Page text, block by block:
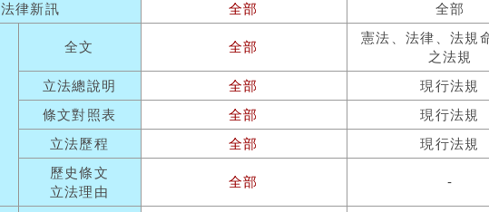
法律新訊
全部 全部
全文 全部
憲法、法律、法規
之法規
立法總說明
全部
現行法規
條文對照表
全部
現行法規
立法歷程
全部
現行法規
歷史條文
立法理由
全部 -